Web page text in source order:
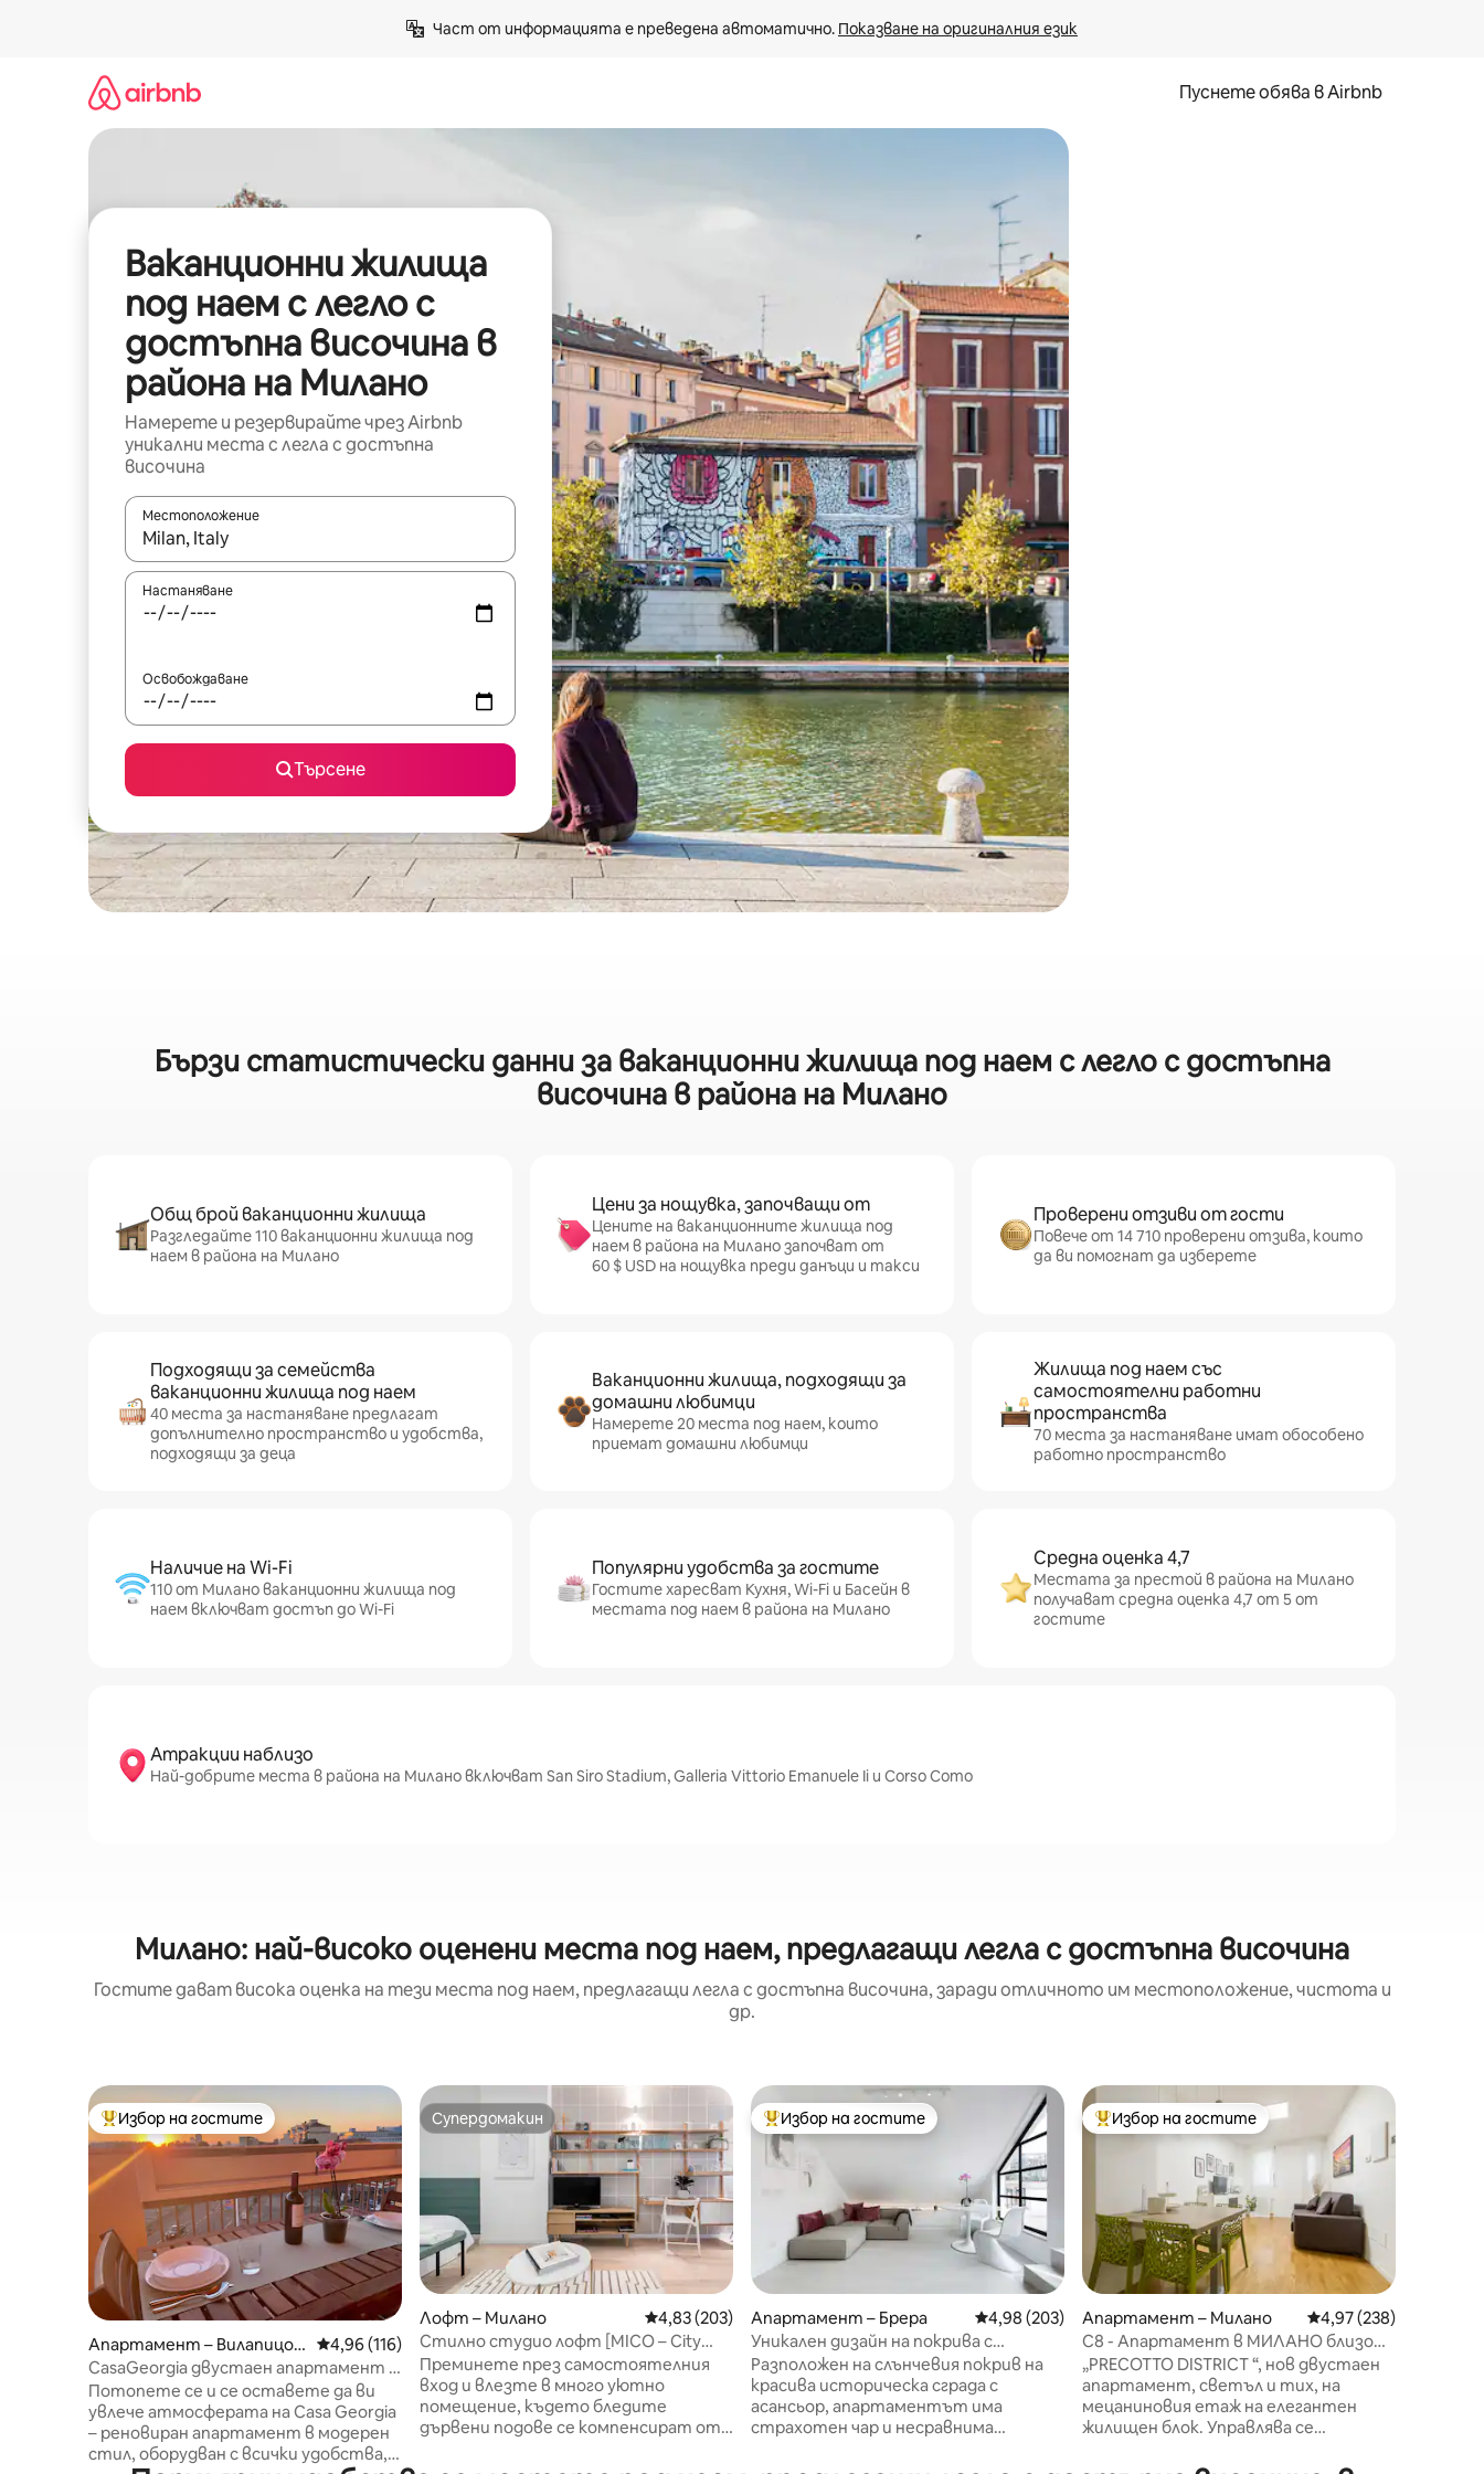
Част от информацията е преведена автоматично. Показване на оригиналния език
Пуснете обява в Airbnb
Ваканционни жилища
под наем с легло с
достъпна височина в
района на Милано
Намерете и резервирайте чрез Airbnb
уникални места с легла с достъпна
височина
Местоположение
Когато резултатите се покажат, използвайте клавишите със стрелки нагоре и надолу или навигирайте с докосване или плъзгане.
Настаняване
Освобождаване
Търсене
Бързи статистически данни за ваканционни жилища под наем с легло с достъпна
височина в района на Милано
Общ брой ваканционни жилища
Разгледайте 110 ваканционни жилища под
наем в района на Милано
Цени за нощувка, започващи от
Цените на ваканционните жилища под
наем в района на Милано започват от
60 $ USD на нощувка преди данъци и такси
Проверени отзиви от гости
Повече от 14 710 проверени отзива, които
да ви помогнат да изберете
Подходящи за семейства
ваканционни жилища под наем
40 места за настаняване предлагат
допълнително пространство и удобства,
подходящи за деца
Ваканционни жилища, подходящи за
домашни любимци
Намерете 20 места под наем, които
приемат домашни любимци
Жилища под наем със
самостоятелни работни
пространства
70 места за настаняване имат обособено
работно пространство
Наличие на Wi-Fi
110 от Милано ваканционни жилища под
наем включват достъп до Wi-Fi
Популярни удобства за гостите
Гостите харесват Кухня, Wi-Fi и Басейн в
местата под наем в района на Милано
Средна оценка 4,7
Местата за престой в района на Милано
получават средна оценка 4,7 от 5 от
гостите
Атракции наблизо
Най-добрите места в района на Милано включват San Siro Stadium, Galleria Vittorio Emanuele Ii и Corso Como
Милано: най-високо оценени места под наем, предлагащи легла с достъпна височина
Гостите дават висока оценка на тези места под наем, предлагащи легла с достъпна височина, заради отличното им местоположение, чистота и
др.
Най-популярен избор на гостите
Избор на гостите
Апартамент – Вилапицон
е
Средна оценка: 4,96 от 5, 116 отзива
4,96 (116)
CasaGeorgia двустаен апартамент +
гараж близо до FieramilanoRho
Потопете се и се оставете да ви
увлече атмосферата на Casa Georgia
– реновиран апартамент в модерен
стил, оборудван с всички удобства,
Супердомакин
Супердомакин
Лофт – Милано Средна оценка: 4,83 от 5, 203 отзива
4,83 (203)
Стилно студио лофт [MICO – City
Life] с климатик
Преминете през самостоятелния
вход и влезте в много уютно
помещение, където бледите
дървени подове се компенсират от
компактно студио има много
Най-популярен избор на гостите
Избор на гостите
Апартамент – Брера Средна оценка: 4,98 от 5, 203 отзива
4,98 (203)
Уникален дизайн на покрива с
невероятна тераса в Дуомо
Разположен на слънчевия покрив на
красива историческа сграда с
асансьор, апартаментът има
страхотен чар и несравнима
кухня, много светла баня и
Най-популярен избор на гостите
Избор на гостите
Апартамент – Милано Средна оценка: 4,97
4,97 (238)
C8 - Апартамент в МИЛАНО близо
до M1: 10' от центъра
„PRECOTTO DISTRICT “, нов двустаен
апартамент, светъл и тих, на
мецаниновия етаж на елегантен
жилищен блок. Управлява се
Франческо. Всичко е на разположение